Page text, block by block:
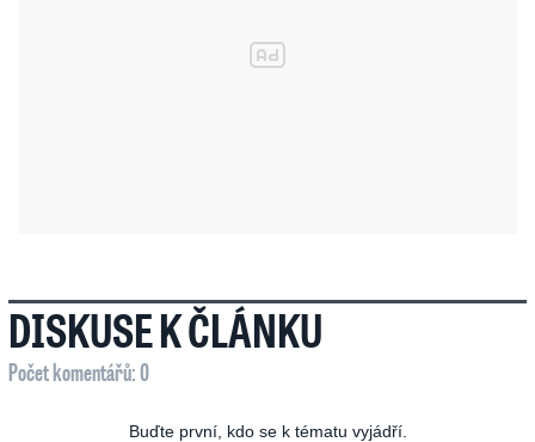
DISKUSE K ČLÁNKU
Počet komentářů: 0
Buďte první, kdo se k tématu vyjádří.